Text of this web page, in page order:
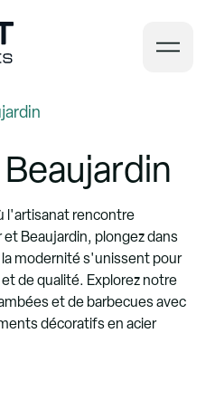
l'artisanat rencontre
Beaujardin, plongez dans
modernité s'unissent pour
de qualité. Explorez notre
et de barbecues avec
décoratifs en acier